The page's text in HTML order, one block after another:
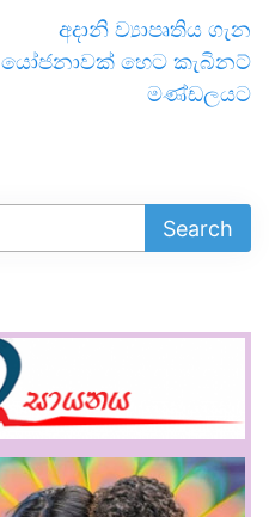
අදානි ව්‍යාපෘතිය ගැන
යෝජනාවක් හෙට කැබිනට්
මණ්ඩලයට